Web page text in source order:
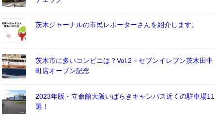
茨木ジャーナルの市民レポーターさんを紹介します。
茨木市に多いコンビニは？Vol.2－セブンイレブン茨木田中
町店オープン記念
2023年版・立命館大阪いばらきキャンパス近くの駐車場11
選！